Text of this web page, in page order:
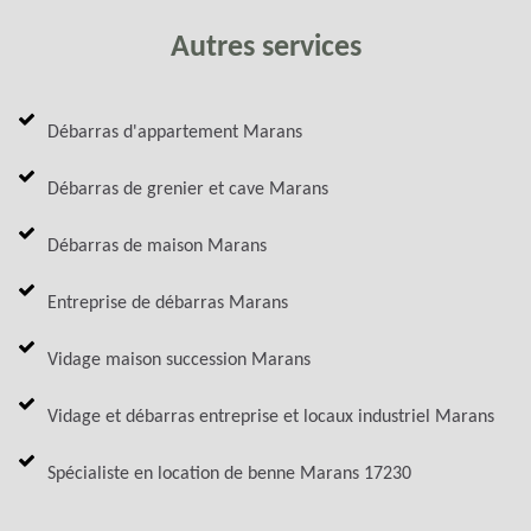
Autres services
Débarras d'appartement Marans
Débarras de grenier et cave Marans
Débarras de maison Marans
Entreprise de débarras Marans
Vidage maison succession Marans
Vidage et débarras entreprise et locaux industriel Marans
Spécialiste en location de benne Marans 17230